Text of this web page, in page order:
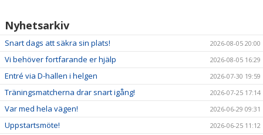
HEMMAVINSTEN
BILDGALLERI
Nyhetsarkiv
Snart dags att säkra sin plats! 2026-08-05 20:00
Vi behöver fortfarande er hjälp 2026-08-05 16:29
Entré via D-hallen i helgen 2026-07-30 19:59
Träningsmatcherna drar snart igång! 2026-07-25 17:14
Var med hela vägen! 2026-06-29 09:31
Uppstartsmöte! 2026-06-25 11:12